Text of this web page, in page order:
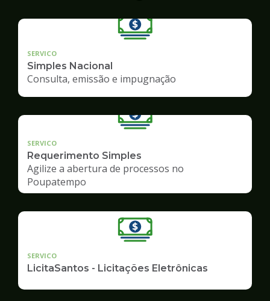
SERVICO
Simples Nacional
Consulta, emissão e impugnação
SERVICO
Requerimento Simples
Agilize a abertura de processos no
Poupatempo
SERVICO
LicitaSantos - Licitações Eletrônicas